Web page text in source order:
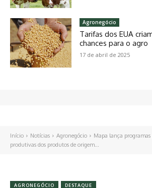
Agronegócio
Tarifas dos EUA
chances para o agro
17 de abril de 2025